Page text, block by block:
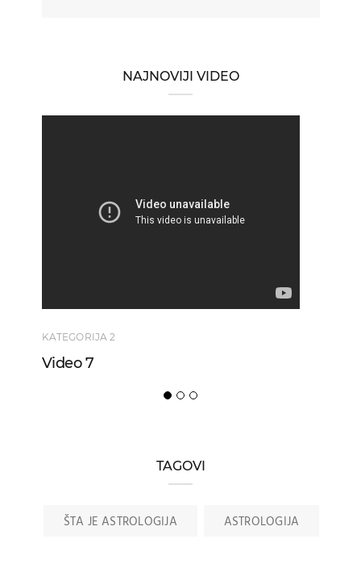
NAJNOVIJI VIDEO
KATEGORIJA 2
Video 7
TAGOVI
ŠTA JE ASTROLOGIJA ASTROLOGIJA